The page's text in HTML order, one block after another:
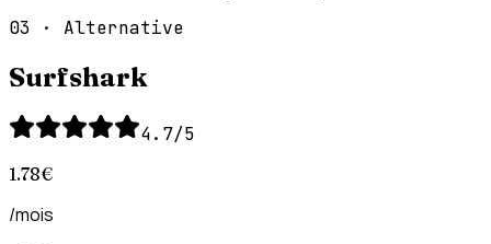
03 · Alternative
Surfshark
4.7/5
1.78€
/mois